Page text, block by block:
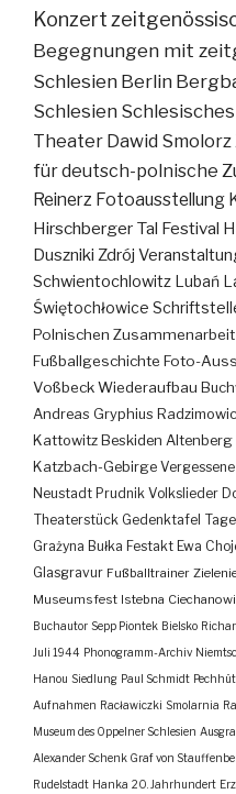
Konzert
Begegnungen mit
Schlesien Berlin
Schlesien
Theater Dawid Smolorz
für deutsch-polnische
Reinerz Fotoausstellung
Hirschberger Tal Festival
Duszniki Zdrój
Schwientochlowitz
Lubań
Świętochłowice
Polnischen Zusammenarbeit
Fußballgeschichte Foto-
VoßbeckWiederaufbau
Andreas Gryphius
Kattowitz Beskiden Altenberg
Katzbach-Gebirge
Neustadt Prudnik Volkslieder
Theaterstück Gedenktafel
Grażyna Bułka Festakt Ewa
Glasgravur Fußballtrainer
Museumsfest Istebna
Buchautor Sepp Piontek Bielsko
Juli 1944 Phonogramm-Archiv
Hanou Siedlung Paul Schmidt
Aufnahmen Racławiczki Smolarnia
Museum des Oppelner Schlesien
Alexander Schenk Graf von
Rudelstadt Hanka 20. Jahrhundert